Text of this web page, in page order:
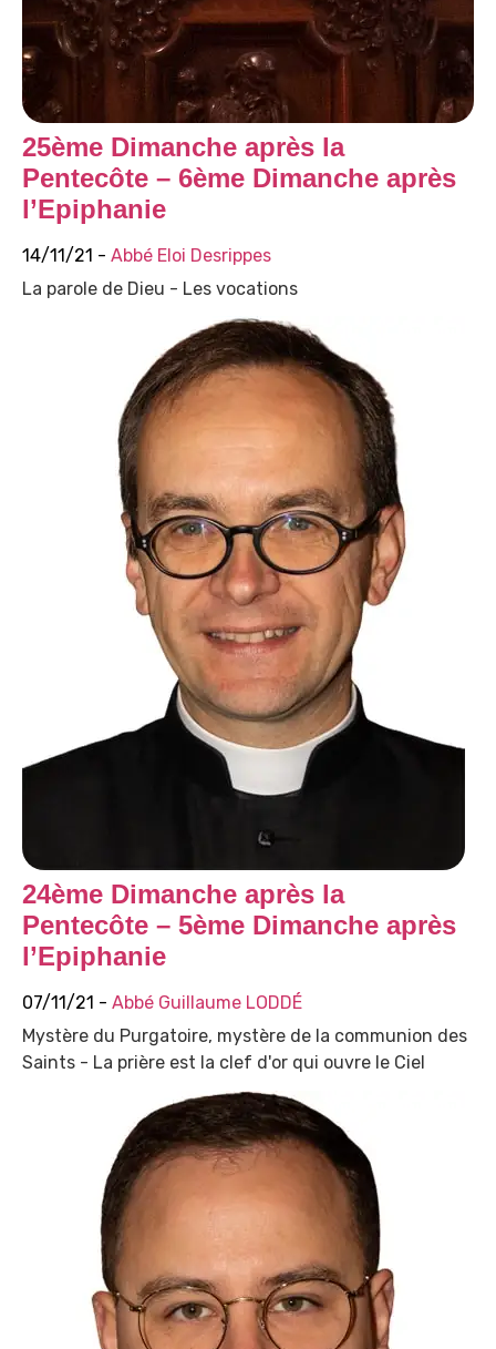
25ème Dimanche après la
Pentecôte – 6ème Dimanche après
l’Epiphanie
14/11/21 - Abbé Eloi Desrippes
La parole de Dieu - Les vocations
24ème Dimanche après la
Pentecôte – 5ème Dimanche après
l’Epiphanie
07/11/21 - Abbé Guillaume LODDÉ
Mystère du Purgatoire, mystère de la communion des
Saints - La prière est la clef d'or qui ouvre le Ciel